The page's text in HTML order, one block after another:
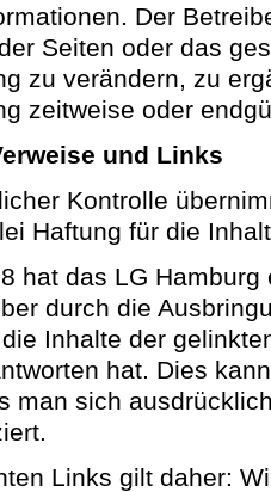
Der
Seiten oder das
zu verändern, zu
zeitweise oder
und Links
Kontrolle
Haftung für die
hat das LG
durch die
Inhalte der
hat. Dies
man sich
Links gilt daher: